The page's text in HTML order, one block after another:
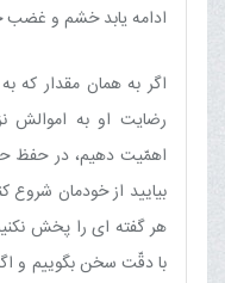
ادامه یابد خشم و غضب
اگر به همان مقدار
رضایت او به اموالش
اهمّیت دهیم، در حفظ
بیایید از خودمان شروع
هر گفته ای را پخش
با دقّت سخن بگوییم و